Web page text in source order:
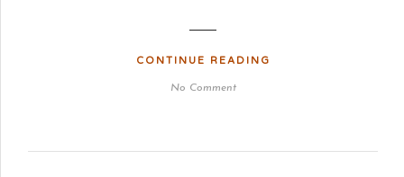
CONTINUE READING
No Comment